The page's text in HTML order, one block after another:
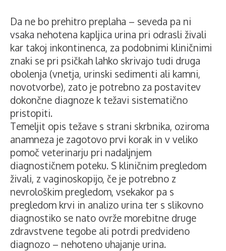
Da ne bo prehitro preplaha – seveda pa ni
vsaka nehotena kapljica urina pri odrasli živali
kar takoj inkontinenca, za podobnimi kliničnimi
znaki se pri psičkah lahko skrivajo tudi druga
obolenja (vnetja, urinski sedimenti ali kamni,
novotvorbe), zato je potrebno za postavitev
dokončne diagnoze k težavi sistematično
pristopiti.
Temeljit opis težave s strani skrbnika, oziroma
anamneza je zagotovo prvi korak in v veliko
pomoč veterinarju pri nadaljnjem
diagnostičnem poteku. S kliničnim pregledom
živali, z vaginoskopijo, če je potrebno z
nevrološkim pregledom, vsekakor pa s
pregledom krvi in analizo urina ter s slikovno
diagnostiko se nato ovrže morebitne druge
zdravstvene tegobe ali potrdi predvideno
diagnozo – nehoteno uhajanje urina.